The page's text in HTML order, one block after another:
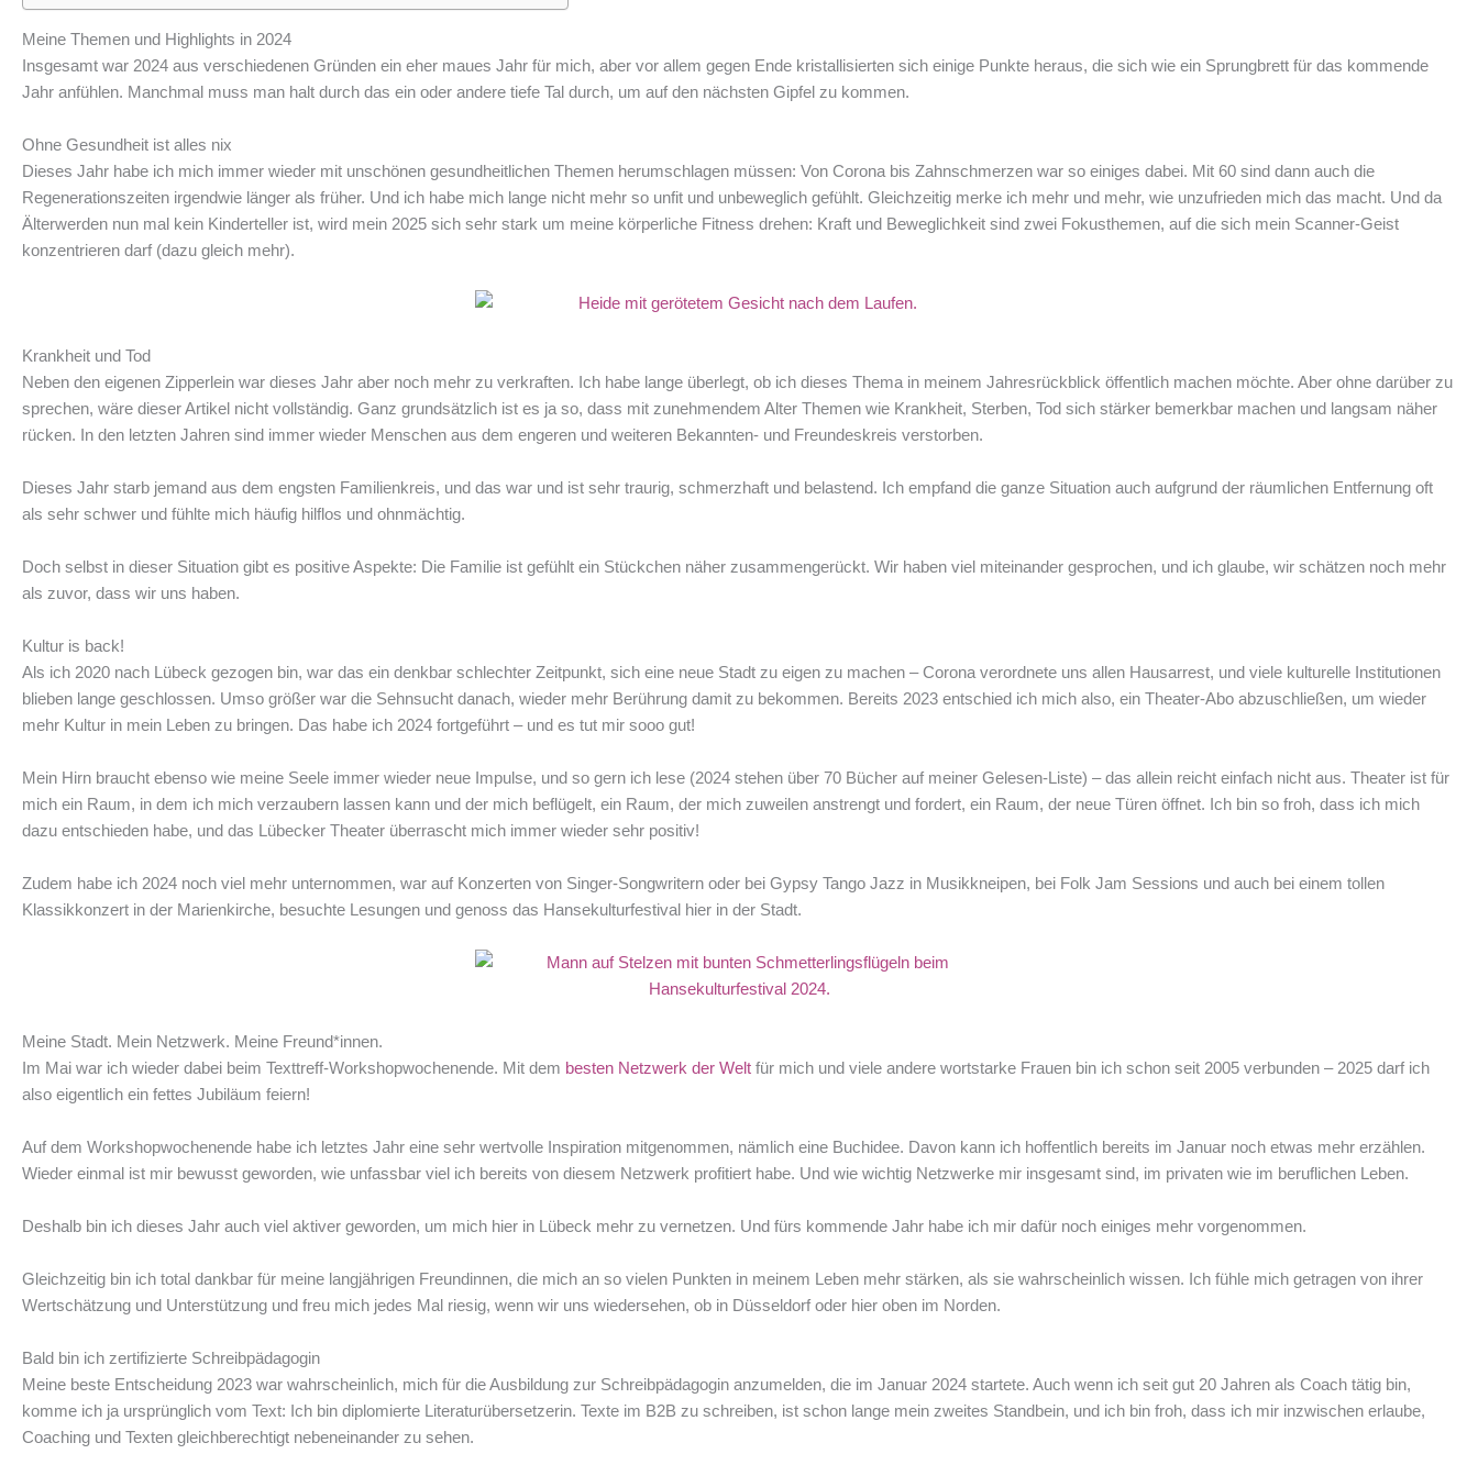
Meine Themen und Highlights in 2024
Insgesamt war 2024 aus verschiedenen Gründen ein eher maues Jahr für mich, aber vor allem gegen Ende kristallisierten sich einige Punkte heraus, die sich wie ein Sprungbrett für das kommende
Jahr anfühlen. Manchmal muss man halt durch das ein oder andere tiefe Tal durch, um auf den nächsten Gipfel zu kommen.
Ohne Gesundheit ist alles nix
Dieses Jahr habe ich mich immer wieder mit unschönen gesundheitlichen Themen herumschlagen müssen: Von Corona bis Zahnschmerzen war so einiges dabei. Mit 60 sind dann auch die
Regenerationszeiten irgendwie länger als früher. Und ich habe mich lange nicht mehr so unfit und unbeweglich gefühlt. Gleichzeitig merke ich mehr und mehr, wie unzufrieden mich das macht. Und da
Älterwerden nun mal kein Kinderteller ist, wird mein 2025 sich sehr stark um meine körperliche Fitness drehen: Kraft und Beweglichkeit sind zwei Fokusthemen, auf die sich mein Scanner-Geist
konzentrieren darf (dazu gleich mehr).
Krankheit und Tod
Neben den eigenen Zipperlein war dieses Jahr aber noch mehr zu verkraften. Ich habe lange überlegt, ob ich dieses Thema in meinem Jahresrückblick öffentlich machen möchte. Aber ohne darüber zu
sprechen, wäre dieser Artikel nicht vollständig. Ganz grundsätzlich ist es ja so, dass mit zunehmendem Alter Themen wie Krankheit, Sterben, Tod sich stärker bemerkbar machen und langsam näher
rücken. In den letzten Jahren sind immer wieder Menschen aus dem engeren und weiteren Bekannten- und Freundeskreis verstorben.
Dieses Jahr starb jemand aus dem engsten Familienkreis, und das war und ist sehr traurig, schmerzhaft und belastend. Ich empfand die ganze Situation auch aufgrund der räumlichen Entfernung oft
als sehr schwer und fühlte mich häufig hilflos und ohnmächtig.
Doch selbst in dieser Situation gibt es positive Aspekte: Die Familie ist gefühlt ein Stückchen näher zusammengerückt. Wir haben viel miteinander gesprochen, und ich glaube, wir schätzen noch mehr
als zuvor, dass wir uns haben.
Kultur is back!
Als ich 2020 nach Lübeck gezogen bin, war das ein denkbar schlechter Zeitpunkt, sich eine neue Stadt zu eigen zu machen – Corona verordnete uns allen Hausarrest, und viele kulturelle Institutionen
blieben lange geschlossen. Umso größer war die Sehnsucht danach, wieder mehr Berührung damit zu bekommen. Bereits 2023 entschied ich mich also, ein Theater-Abo abzuschließen, um wieder
mehr Kultur in mein Leben zu bringen. Das habe ich 2024 fortgeführt – und es tut mir sooo gut!
Mein Hirn braucht ebenso wie meine Seele immer wieder neue Impulse, und so gern ich lese (2024 stehen über 70 Bücher auf meiner Gelesen-Liste) – das allein reicht einfach nicht aus. Theater ist für
mich ein Raum, in dem ich mich verzaubern lassen kann und der mich beflügelt, ein Raum, der mich zuweilen anstrengt und fordert, ein Raum, der neue Türen öffnet. Ich bin so froh, dass ich mich
dazu entschieden habe, und das Lübecker Theater überrascht mich immer wieder sehr positiv!
Zudem habe ich 2024 noch viel mehr unternommen, war auf Konzerten von Singer-Songwritern oder bei Gypsy Tango Jazz in Musikkneipen, bei Folk Jam Sessions und auch bei einem tollen
Klassikkonzert in der Marienkirche, besuchte Lesungen und genoss das Hansekulturfestival hier in der Stadt.
Meine Stadt. Mein Netzwerk. Meine Freund*innen.
Im Mai war ich wieder dabei beim Texttreff-Workshopwochenende. Mit dem besten Netzwerk der Welt für mich und viele andere wortstarke Frauen bin ich schon seit 2005 verbunden – 2025 darf ich
also eigentlich ein fettes Jubiläum feiern!
Auf dem Workshopwochenende habe ich letztes Jahr eine sehr wertvolle Inspiration mitgenommen, nämlich eine Buchidee. Davon kann ich hoffentlich bereits im Januar noch etwas mehr erzählen.
Wieder einmal ist mir bewusst geworden, wie unfassbar viel ich bereits von diesem Netzwerk profitiert habe. Und wie wichtig Netzwerke mir insgesamt sind, im privaten wie im beruflichen Leben.
Deshalb bin ich dieses Jahr auch viel aktiver geworden, um mich hier in Lübeck mehr zu vernetzen. Und fürs kommende Jahr habe ich mir dafür noch einiges mehr vorgenommen.
Gleichzeitig bin ich total dankbar für meine langjährigen Freundinnen, die mich an so vielen Punkten in meinem Leben mehr stärken, als sie wahrscheinlich wissen. Ich fühle mich getragen von ihrer
Wertschätzung und Unterstützung und freu mich jedes Mal riesig, wenn wir uns wiedersehen, ob in Düsseldorf oder hier oben im Norden.
Bald bin ich zertifizierte Schreibpädagogin
Meine beste Entscheidung 2023 war wahrscheinlich, mich für die Ausbildung zur Schreibpädagogin anzumelden, die im Januar 2024 startete. Auch wenn ich seit gut 20 Jahren als Coach tätig bin,
komme ich ja ursprünglich vom Text: Ich bin diplomierte Literaturübersetzerin. Texte im B2B zu schreiben, ist schon lange mein zweites Standbein, und ich bin froh, dass ich mir inzwischen erlaube,
Coaching und Texten gleichberechtigt nebeneinander zu sehen.